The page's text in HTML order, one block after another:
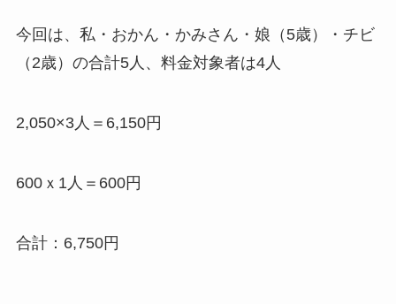
今回は、私・おかん・かみさん・娘（5歳）・チビ
（2歳）の合計5人、料金対象者は4人
2,050×3人＝6,150円
600ｘ1人＝600円
合計：6,750円